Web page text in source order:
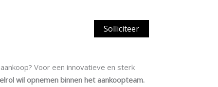
Solliciteer
Voor een innovatieve en sterk
wil opnemen binnen het aankoopteam.